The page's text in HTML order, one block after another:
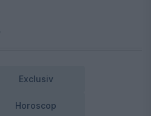
Exclusiv
Horoscop